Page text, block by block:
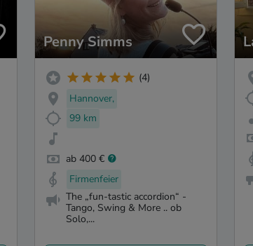
Penny Simms
(4)
Hannover,
99 km
ab 400 €
Firmenfeier
The „fun-tastic accordion“ -
Tango, Swing & More .. ob
Solo,...